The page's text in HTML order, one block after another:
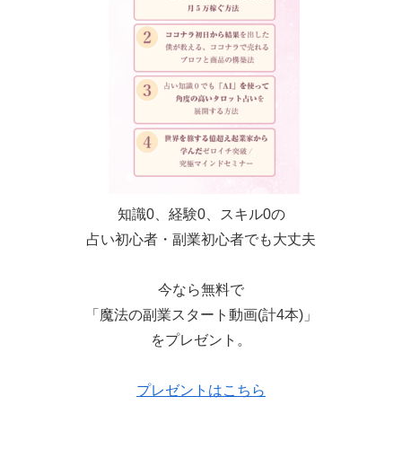
知識0、経験0、スキル0の
占い初心者・副業初心者でも大丈夫
今なら無料で
「魔法の副業スタート動画(計4本)」
をプレゼント。
プレゼントはこちら